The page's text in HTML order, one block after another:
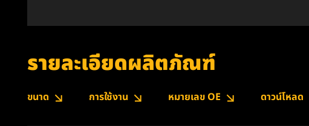
รายละเอียดผลิตภัณฑ์
ขนาด การใช้งาน หมายเลข OE ดาวน์โหลด